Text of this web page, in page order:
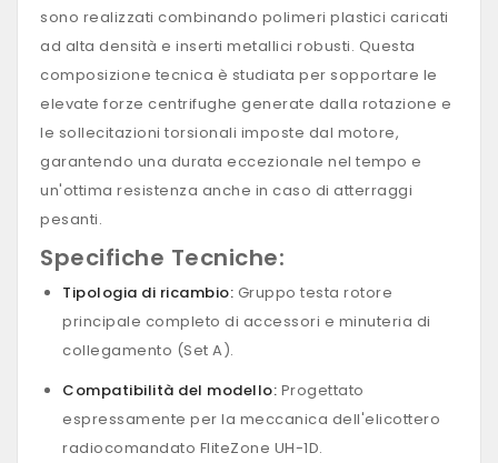
sono realizzati combinando polimeri plastici caricati
ad alta densità e inserti metallici robusti. Questa
composizione tecnica è studiata per sopportare le
elevate forze centrifughe generate dalla rotazione e
le sollecitazioni torsionali imposte dal motore,
garantendo una durata eccezionale nel tempo e
un'ottima resistenza anche in caso di atterraggi
pesanti.
Specifiche Tecniche:
Tipologia di ricambio: Gruppo testa rotore
principale completo di accessori e minuteria di
collegamento (Set A).
Compatibilità del modello: Progettato
espressamente per la meccanica dell'elicottero
radiocomandato FliteZone UH-1D.